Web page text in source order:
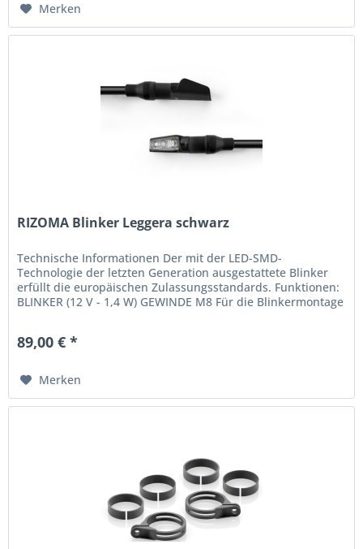
Merken
RIZOMA Blinker Leggera schwarz
Technische Informationen Der mit der LED-SMD-
Technologie der letzten Generation ausgestattete Blinker
erfüllt die europäischen Zulassungsstandards. Funktionen:
BLINKER (12 V - 1,4 W) GEWINDE M8 Für die Blinkermontage
89,00 € *
Merken